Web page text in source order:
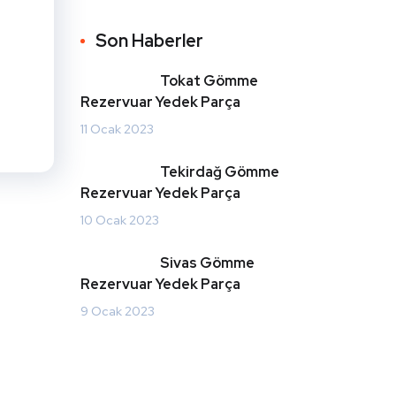
Son Haberler
Tokat Gömme
Rezervuar Yedek Parça
11 Ocak 2023
Tekirdağ Gömme
Rezervuar Yedek Parça
10 Ocak 2023
Sivas Gömme
Rezervuar Yedek Parça
9 Ocak 2023